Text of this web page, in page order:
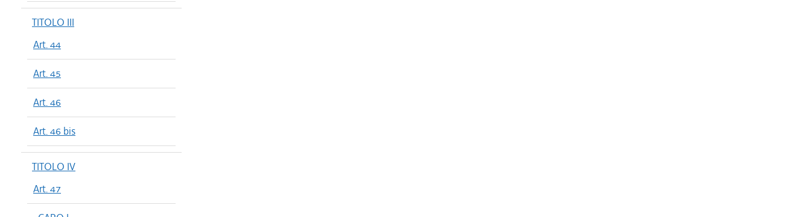
TITOLO III
Art. 44
Art. 45
Art. 46
Art. 46 bis
TITOLO IV
Art. 47